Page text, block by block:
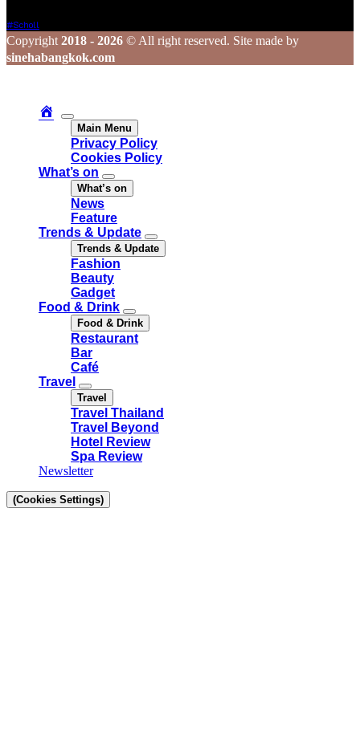
#scholl
Copyright 2018 - 2026 © All right reserved. Site made by
sinehabangkok.com
Main Menu
Privacy Policy
Cookies Policy
What’s on
What’s on
News
Feature
Trends & Update
Trends & Update
Fashion
Beauty
Gadget
Food & Drink
Food & Drink
Restaurant
Bar
Café
Travel
Travel
Travel Thailand
Travel Beyond
Hotel Review
Spa Review
Newsletter
(Cookies Settings)